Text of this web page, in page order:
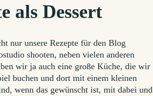
als Dessert
nur unsere Rezepte für den Blog
shooten, neben vielen anderen
wir ja auch eine große Küche, die wir
buchen und dort mit einem kleinen
wenn das gewünscht ist, mit dabei und